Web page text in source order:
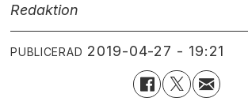
Redaktion
PUBLICERAD 2019-04-27 - 19:21